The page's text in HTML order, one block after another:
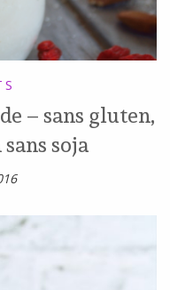
– sans gluten,
soja